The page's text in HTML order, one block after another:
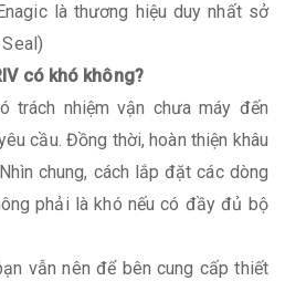
là thương hiệu duy nhất sở
có khó không?
trách nhiệm vận chưa máy đến
cầu. Đồng thời, hoàn thiện khâu
chung, cách lắp đặt các dòng
phải là khó nếu có đầy đủ bộ
vẫn nên để bên cung cấp thiết